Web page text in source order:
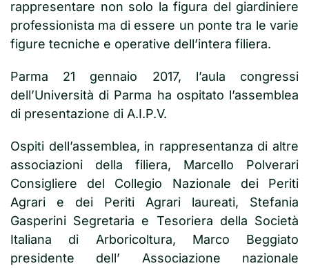
rappresentare non solo la figura del giardiniere
professionista ma di essere un ponte tra le varie
figure tecniche e operative dell’intera filiera.
Parma 21 gennaio 2017, l’aula congressi
dell’Università di Parma ha ospitato l’assemblea
di presentazione di A.I.P.V.
Ospiti dell’assemblea, in rappresentanza di altre
associazioni della filiera, Marcello Polverari
Consigliere del Collegio Nazionale dei Periti
Agrari e dei Periti Agrari laureati, Stefania
Gasperini Segretaria e Tesoriera della Società
Italiana di Arboricoltura, Marco Beggiato
presidente dell’ Associazione nazionale